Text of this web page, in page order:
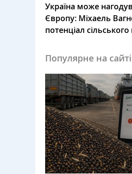
Україна може
Європу: Міхаель
потенціал
Популярне на сайті